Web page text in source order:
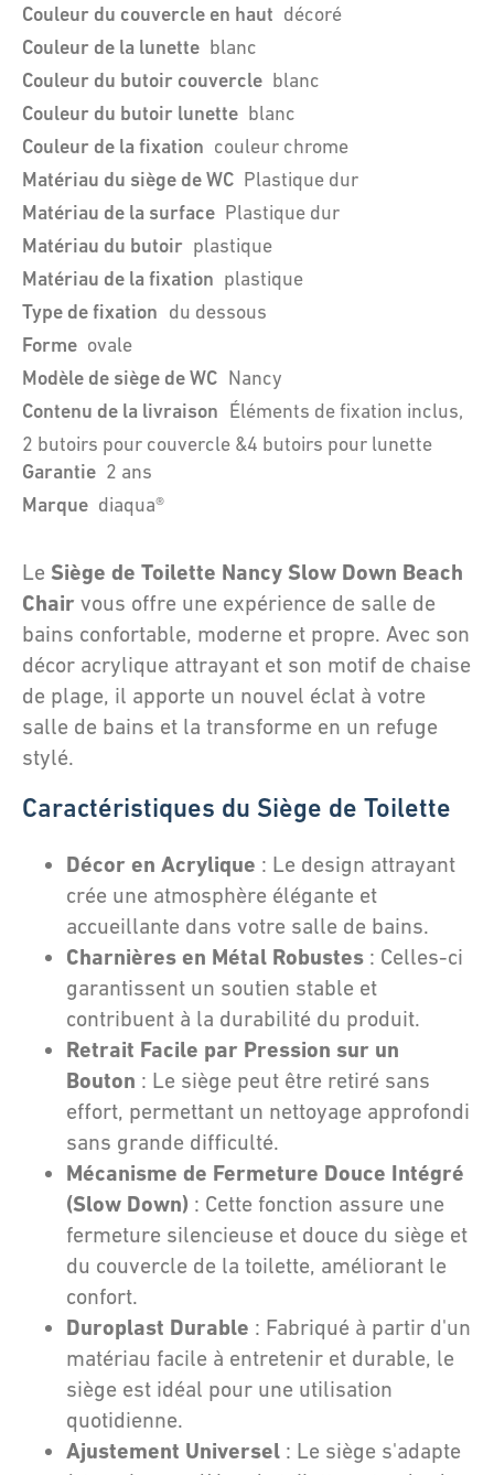
Couleur du couvercle en haut décoré
Couleur de la lunette blanc
Couleur du butoir couvercle blanc
Couleur du butoir lunette blanc
Couleur de la fixation couleur chrome
Matériau du siège de WC Plastique dur
Matériau de la surface Plastique dur
Matériau du butoir plastique
Matériau de la fixation plastique
Type de fixation du dessous
Forme ovale
Modèle de siège de WC Nancy
Contenu de la livraison Éléments de fixation inclus,
2 butoirs pour couvercle &4 butoirs pour lunette
Garantie 2 ans
Marque diaqua®
Le Siège de Toilette Nancy Slow Down Beach
Chair vous offre une expérience de salle de
bains confortable, moderne et propre. Avec son
décor acrylique attrayant et son motif de chaise
de plage, il apporte un nouvel éclat à votre
salle de bains et la transforme en un refuge
stylé.
Caractéristiques du Siège de Toilette
Décor en Acrylique : Le design attrayant
crée une atmosphère élégante et
accueillante dans votre salle de bains.
Charnières en Métal Robustes : Celles-ci
garantissent un soutien stable et
contribuent à la durabilité du produit.
Retrait Facile par Pression sur un
Bouton : Le siège peut être retiré sans
effort, permettant un nettoyage approfondi
sans grande difficulté.
Mécanisme de Fermeture Douce Intégré
(Slow Down) : Cette fonction assure une
fermeture silencieuse et douce du siège et
du couvercle de la toilette, améliorant le
confort.
Duroplast Durable : Fabriqué à partir d'un
matériau facile à entretenir et durable, le
siège est idéal pour une utilisation
quotidienne.
Ajustement Universel : Le siège s'adapte